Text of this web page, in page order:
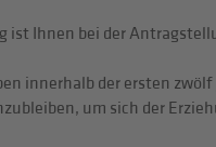
ist Ihnen bei der
innerhalb der ersten
um sich der